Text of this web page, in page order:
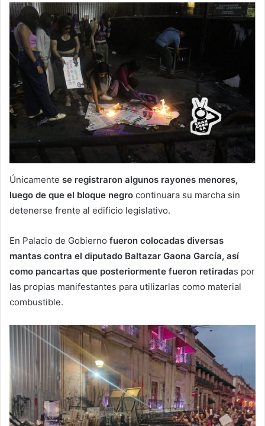
Únicamente se registraron algunos rayones menores,
luego de que el bloque negro continuara su marcha sin
detenerse frente al edificio legislativo.
En Palacio de Gobierno fueron colocadas diversas
mantas contra el diputado Baltazar Gaona García, así
como pancartas que posteriormente fueron retiradas por
las propias manifestantes para utilizarlas como material
combustible.